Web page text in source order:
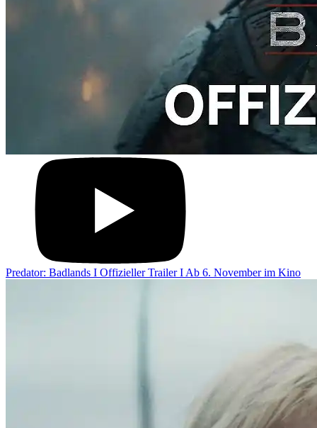
Predator: Badlands I Offizieller Trailer I Ab 6. November im Kino